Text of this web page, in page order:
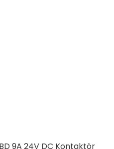
9A 24V DC Kontaktör